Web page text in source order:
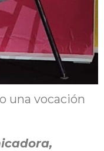
una vocación